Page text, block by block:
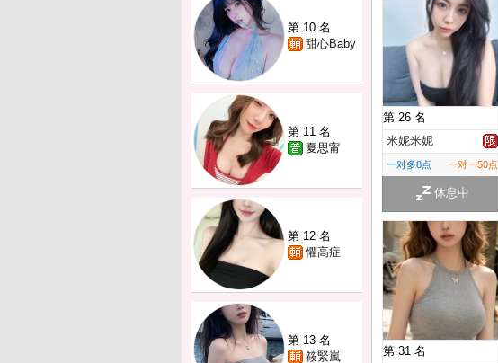
第 10 名
甜心Baby
第 11 名
夏思甯
第 12 名
懼高症
第 13 名
筱緊嵐
第 26 名
米妮米妮
一对多8点 一对一50点
休息中
第 31 名